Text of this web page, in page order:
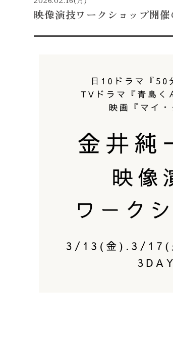
映像演技ワークショップ開